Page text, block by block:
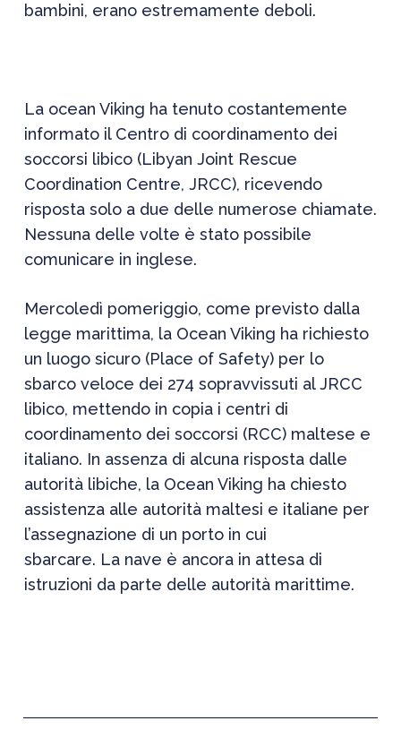
bambini, erano estremamente deboli.
La ocean Viking ha tenuto costantemente
informato il Centro di coordinamento dei
soccorsi libico (Libyan Joint Rescue
Coordination Centre, JRCC), ricevendo
risposta solo a due delle numerose chiamate.
Nessuna delle volte è stato possibile
comunicare in inglese.
Mercoledì pomeriggio, come previsto dalla
legge marittima, la Ocean Viking ha richiesto
un luogo sicuro (Place of Safety) per lo
sbarco veloce dei 274 sopravvissuti al JRCC
libico, mettendo in copia i centri di
coordinamento dei soccorsi (RCC) maltese e
italiano. In assenza di alcuna risposta dalle
autorità libiche, la Ocean Viking ha chiesto
assistenza alle autorità maltesi e italiane per
l’assegnazione di un porto in cui
sbarcare. La nave è ancora in attesa di
istruzioni da parte delle autorità marittime.